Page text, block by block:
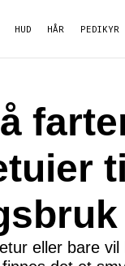
HUD HÅR PEDIKYR
eller bare vil